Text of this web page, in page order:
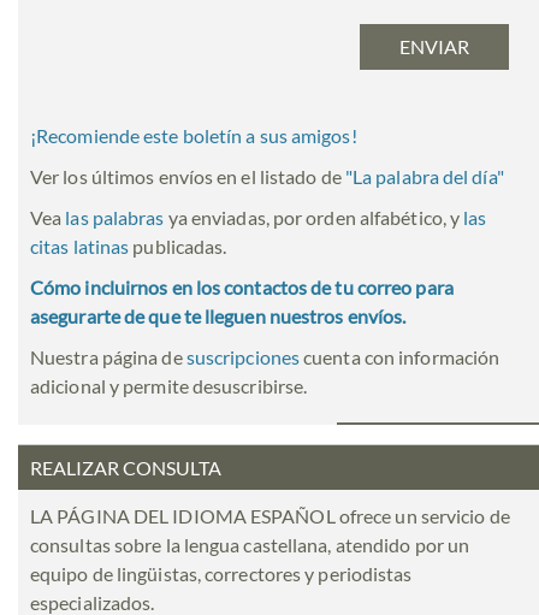
¡Recomiende este boletín a sus amigos!
Ver los últimos envíos en el listado de "La palabra del día"
Vea las palabras ya enviadas, por orden alfabético, y las
citas latinas publicadas.
Cómo incluirnos en los contactos de tu correo para
asegurarte de que te lleguen nuestros envíos.
Nuestra página desuscripcionescuenta con información
adicional y permite desuscribirse.
REALIZAR CONSULTA
LA PÁGINA DEL IDIOMA ESPAÑOL ofrece un servicio de
consultas sobre la lengua castellana, atendido por un
equipo de lingüistas, correctores y periodistas
especializados.